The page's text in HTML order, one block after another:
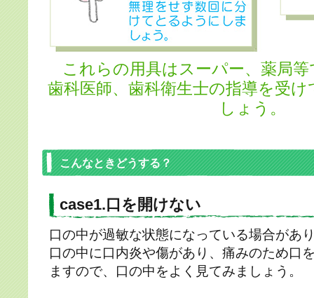
これらの用具はスーパー、薬局
歯科医師、歯科衛生士の指導を受
しょう。
こんなときどうする？
case1.口を開けない
口の中が過敏な状態になっている場合があ
口の中に口内炎や傷があり、痛みのため口
ますので、口の中をよく見てみましょう。